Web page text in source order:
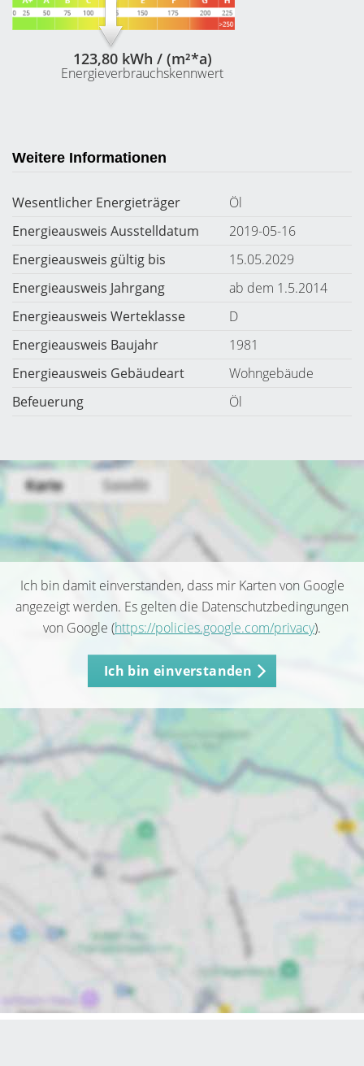
123,80 kWh / (m²*a)
Energieverbrauchskennwert
Weitere Informationen
Wesentlicher Energieträger
Öl
Energieausweis Ausstelldatum
2019-05-16
Energieausweis gültig bis
15.05.2029
Energieausweis Jahrgang
ab dem 1.5.2014
Energieausweis Werteklasse
D
Energieausweis Baujahr
1981
Energieausweis Gebäudeart
Wohngebäude
Befeuerung
Öl
Ich bin damit einverstanden, dass mir Karten von Google
angezeigt werden. Es gelten die Datenschutzbedingungen
von Google (https://policies.google.com/privacy).
Ich bin einverstanden